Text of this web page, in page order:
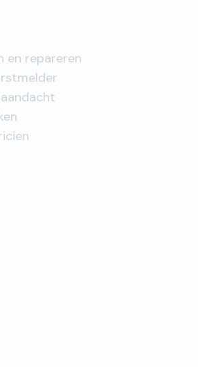
en repareren